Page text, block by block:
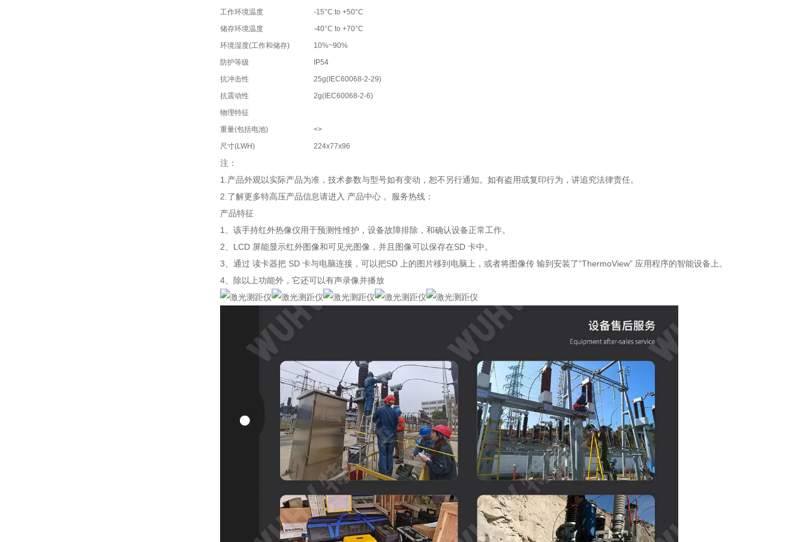
工作环境温度
-15°C to +50°C
储存环境温度
-40°C to +70°C
环境湿度(工作和储存)
10%~90%
防护等级
IP54
抗冲击性
25g(IEC60068-2-29)
抗震动性
2g(IEC60068-2-6)
物理特征
重量(包括电池)
<>
尺寸(LWH)
224x77x96
注：
1.产品外观以实际产品为准，技术参数与型号如有变动，恕不另行通知。如有盗用或复印行为，讲追究法律责任。
2.了解更多特高压产品信息请进入 产品中心 。服务热线：
产品特征
1、该手持红外热像仪用于预测性维护，设备故障排除，和确认设备正常工作。
2、LCD 屏能显示红外图像和可见光图像，并且图像可以保存在SD 卡中。
3、通过 读卡器把 SD 卡与电脑连接，可以把SD 上的图片移到电脑上，或者将图像传 输到安装了“ThermoView” 应用程序的智能设备上。
4、除以上功能外，它还可以有声录像并播放